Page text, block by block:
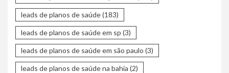
leads de planos de saúde(183)
leads de planos de saúde em sp (3)
leads de planos de saúde em são paulo (3)
leads de planos de saúde na bahia (2)